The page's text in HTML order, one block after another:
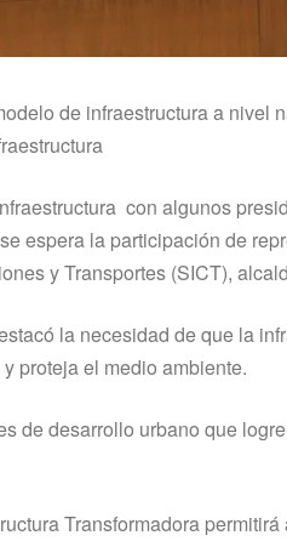
de infraestructura a nivel
con algunos
espera la participación de
y Transportes (SICT),
la necesidad de que la
proteja el medio ambiente.
de desarrollo urbano que
Transformadora